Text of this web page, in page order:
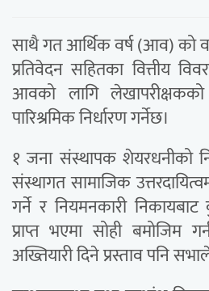
साथै गत आर्थिक वर्ष (आव) को
प्रतिवेदन सहितका वित्तीय
आवको लागि
पारिश्रमिक निर्धारण गर्नेछ।
१ जना संस्थापक शेयरधनीको
संस्थागत सामाजिक
गर्ने र नियमनकारी
प्राप्त भएमा सोही बमोजिम
अख्तियारी दिने प्रस्ताव पनि